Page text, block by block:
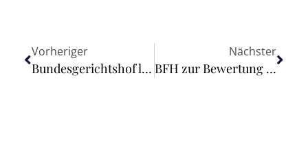
Vorheriger
Bundesgerichtshof legt EuGH Fragen zum Schutz von Computerprogrammen vor
Nächster
BFH zur Bewertung eines Betriebes der Land- und Forstwirtschaft für Zwecke der Erbschaftsteuer